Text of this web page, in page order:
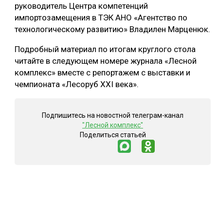
руководитель Центра компетенций
импортозамещения в ТЭК АНО «Агентство по
технологическому развитию» Владилен Марценюк.
Подробный материал по итогам круглого стола
читайте в следующем номере журнала «Лесной
комплекс» вместе с репортажем с выставки и
чемпионата «Лесоруб XXI века».
Подпишитесь на новостной телеграм-канал
"Лесной комплекс"
Поделиться статьей